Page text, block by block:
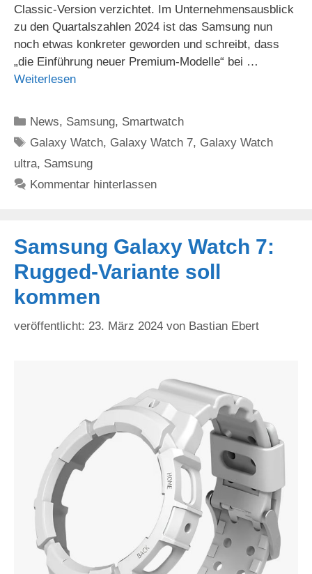
Classic-Version verzichtet. Im Unternehmensausblick
zu den Quartalszahlen 2024 ist das Samsung nun
noch etwas konkreter geworden und schreibt, dass
„die Einführung neuer Premium-Modelle“ bei …
Weiterlesen
Kategorien
News, Samsung, Smartwatch
Schlagwörter
Galaxy Watch, Galaxy Watch 7, Galaxy Watch
ultra, Samsung
Kommentar hinterlassen
Samsung Galaxy Watch 7:
Rugged-Variante soll
kommen
23. März 2024 von Bastian Ebert